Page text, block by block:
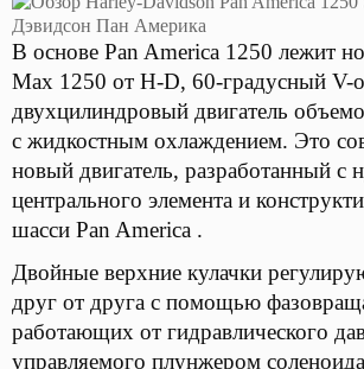
В основе Pan America 1250 лежит
Max 1250 от H-D, 60-градусный V-
двухцилиндровый двигатель
с жидкостным охлаждением. Это
новый двигатель, разработанный с
центрального элемента и
шасси Pan America .
Двойные верхние кулачки
друг от друга с помощью
работающих от гидравлического
управляемого плунжером